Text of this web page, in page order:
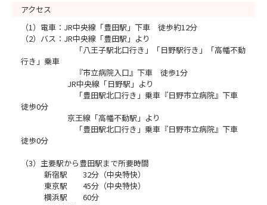
アクセス
（1）電車：JR中央線「豊田駅」下車 徒歩約12分
（2）バス：JR中央線「豊田駅」より
「八王子駅北口行き」「日野駅行き」「高幡不動
行き」乗車
『市立病院入口』下車 徒歩1分
JR中央線「日野駅」より
「豊田駅北口行き」乗車『日野市立病院』下車
徒歩0分
京王線「高幡不動駅」より
「豊田駅北口行き」乗車『日野市立病院』下車
徒歩0分
（3）主要駅から豊田駅まで所要時間
新宿駅 32分（中央特快）
東京駅 45分（中央特快）
横浜駅 60分